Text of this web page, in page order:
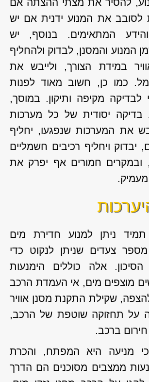
לסובב את המנוע ידנית אם יש
המתאימים. בנוסף, יש
המנוע והמסנן, לבדוק ולהחליף
במידת הצורך, ולייבש את
כמו כן, חשוב מאוד לפנות
לבדיקה מקיפה ותיקון. במוסך,
בדיקה יסודית של כל מערכות
את המערכות שנפגעו, יחליף
יבדוק ויחליף רכיבים חשמליים
ובמקרים חמורים אף יפרק את
מעמיק.
ניתן למנוע חדירת מים
צעדים שניתן לנקוט כדי
אלה כוללים הימנעות
מוצפים מים, אי העמדת הרכב
שקילת התקנת מסנן אוויר
על תחזוקה שוטפת של הרכב,
ברכב.
מניעה היא המפתח, והכרת
ממצבים מסוכנים הם הדרך